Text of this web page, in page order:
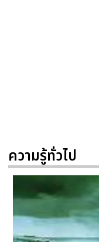
ความรู้ทั่วไป